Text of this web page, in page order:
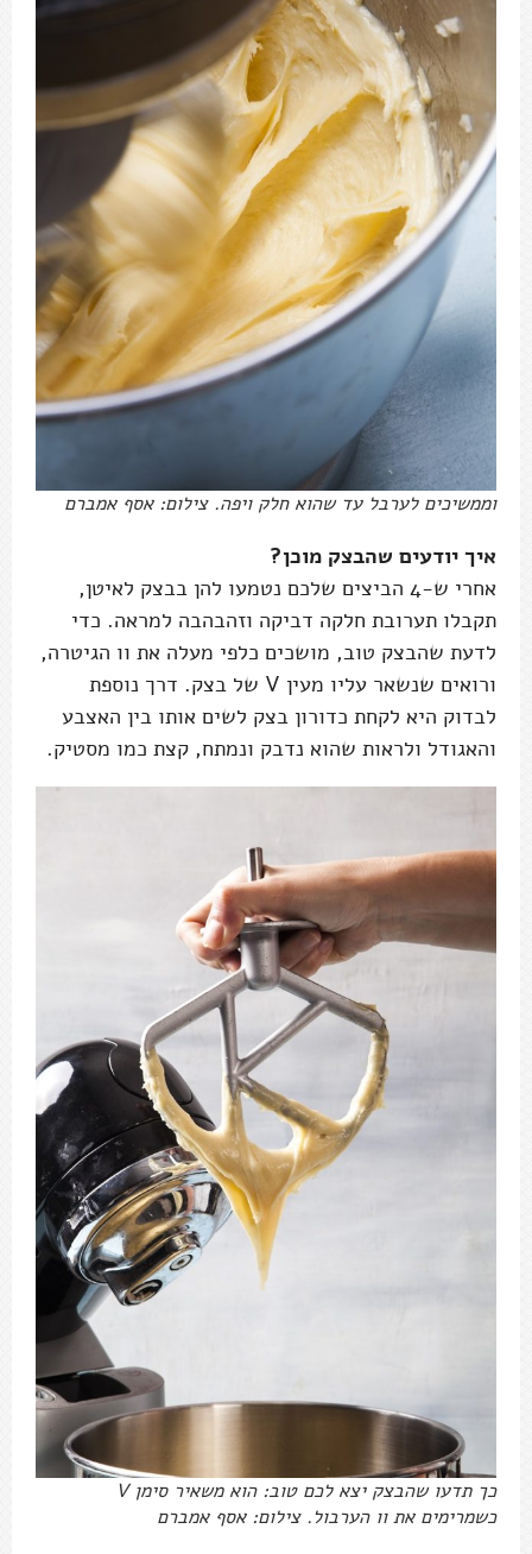
וממשיכים לערבל עד שהוא חלק ויפה. צילום: אסף אמברם
איך יודעים שהבצק מוכן?
אחרי ש-4 הביצים שלכם נטמעו להן בבצק לאיטן,
תקבלו תערובת חלקה דביקה וזהבהבה למראה. כדי
לדעת שהבצק טוב, מושכים כלפי מעלה את וו הגיטרה,
ורואים שנשאר עליו מעין V של בצק. דרך נוספת
לבדוק היא לקחת כדורון בצק לשים אותו בין האצבע
והאגודל ולראות שהוא נדבק ונמתח, קצת כמו מסטיק.
כך תדעו שהבצק יצא לכם טוב: הוא משאיר סימן V
כשמרימים את וו הערבול. צילום: אסף אמברם